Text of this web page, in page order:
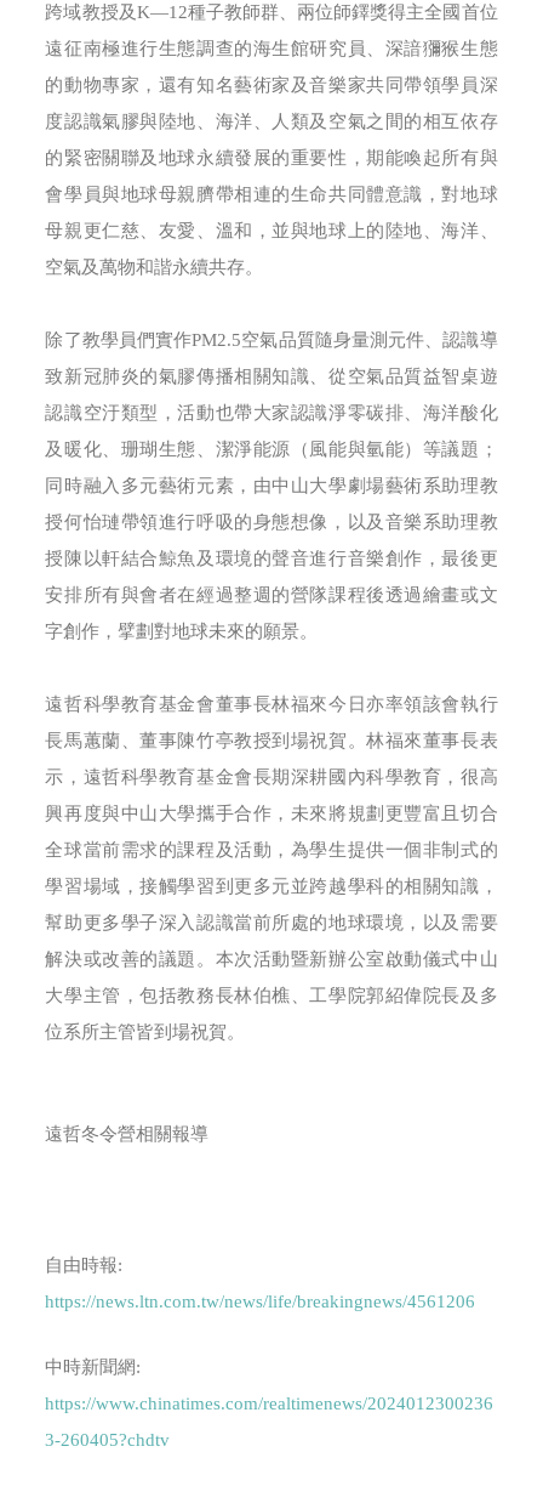
跨域教授及K—12種子教師群、兩位師鐸獎得主全國首位
遠征南極進行生態調查的海生館研究員、深諳獼猴生態
的動物專家，還有知名藝術家及音樂家共同帶領學員深
度認識氣膠與陸地、海洋、人類及空氣之間的相互依存
的緊密關聯及地球永續發展的重要性，期能喚起所有與
會學員與地球母親臍帶相連的生命共同體意識，對地球
母親更仁慈、友愛、溫和，並與地球上的陸地、海洋、
空氣及萬物和諧永續共存。
除了教學員們實作PM2.5空氣品質隨身量測元件、認識導
致新冠肺炎的氣膠傳播相關知識、從空氣品質益智桌遊
認識空汙類型，活動也帶大家認識淨零碳排、海洋酸化
及暖化、珊瑚生態、潔淨能源（風能與氫能）等議題；
同時融入多元藝術元素，由中山大學劇場藝術系助理教
授何怡璉帶領進行呼吸的身態想像，以及音樂系助理教
授陳以軒結合鯨魚及環境的聲音進行音樂創作，最後更
安排所有與會者在經過整週的營隊課程後透過繪畫或文
字創作，擘劃對地球未來的願景。
遠哲科學教育基金會董事長林福來今日亦率領該會執行
長馬蕙蘭、董事陳竹亭教授到場祝賀。林福來董事長表
示，遠哲科學教育基金會長期深耕國內科學教育，很高
興再度與中山大學攜手合作，未來將規劃更豐富且切合
全球當前需求的課程及活動，為學生提供一個非制式的
學習場域，接觸學習到更多元並跨越學科的相關知識，
幫助更多學子深入認識當前所處的地球環境，以及需要
解決或改善的議題。本次活動暨新辦公室啟動儀式中山
大學主管，包括教務長林伯樵、工學院郭紹偉院長及多
位系所主管皆到場祝賀。
遠哲冬令營相關報導
自由時報:
https://news.ltn.com.tw/news/life/breakingnews/4561206
中時新聞網:
https://www.chinatimes.com/realtimenews/2024012300236
3-260405?chdtv